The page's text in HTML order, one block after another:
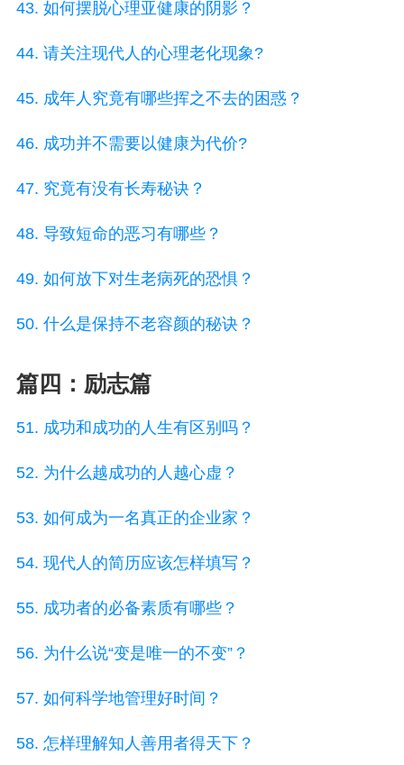
43. 如何摆脱心理亚健康的阴影？
44. 请关注现代人的心理老化现象?
45. 成年人究竟有哪些挥之不去的困惑？
46. 成功并不需要以健康为代价?
47. 究竟有没有长寿秘诀？
48. 导致短命的恶习有哪些？
49. 如何放下对生老病死的恐惧？
50. 什么是保持不老容颜的秘诀？
篇四：励志篇
51. 成功和成功的人生有区别吗？
52. 为什么越成功的人越心虚？
53. 如何成为一名真正的企业家？
54. 现代人的简历应该怎样填写？
55. 成功者的必备素质有哪些？
56. 为什么说“变是唯一的不变”？
57. 如何科学地管理好时间？
58. 怎样理解知人善用者得天下？